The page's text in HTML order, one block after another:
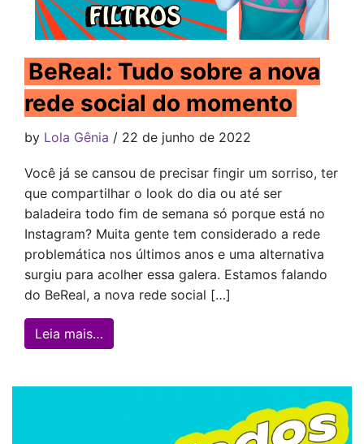
BeReal: Tudo sobre a nova
rede social do momento
by Lola Gênia / 22 de junho de 2022
Você já se cansou de precisar fingir um sorriso, ter
que compartilhar o look do dia ou até ser
baladeira todo fim de semana só porque está no
Instagram? Muita gente tem considerado a rede
problemática nos últimos anos e uma alternativa
surgiu para acolher essa galera. Estamos falando
do BeReal, a nova rede social […]
Leia mais…